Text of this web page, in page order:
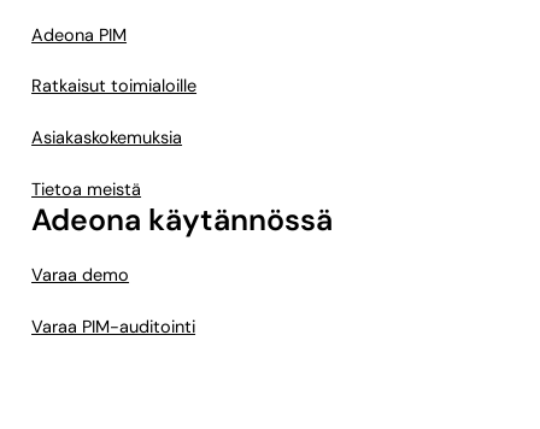
Adeona PIM
Ratkaisut toimialoille
Asiakaskokemuksia
Tietoa meistä
Adeona käytännössä
Varaa demo
Varaa PIM-auditointi